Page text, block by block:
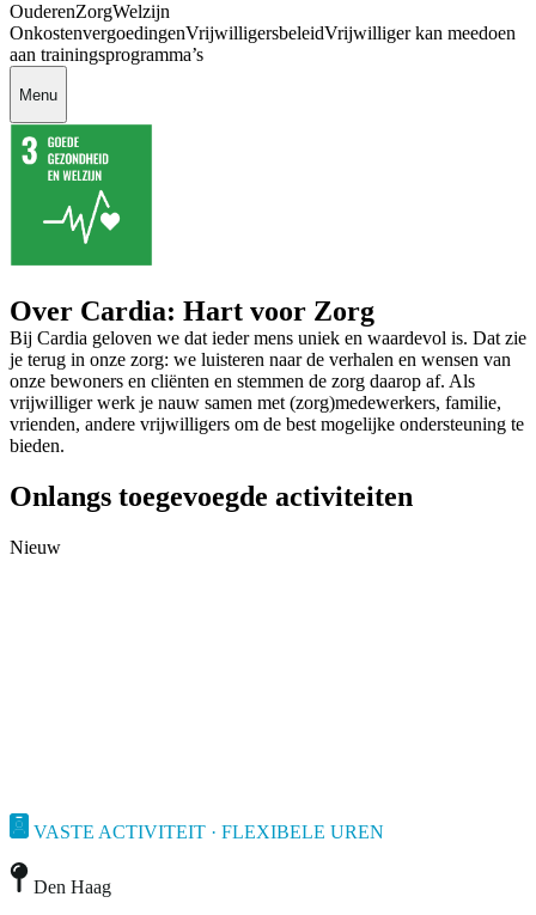
OuderenZorgWelzijn
OnkostenvergoedingenVrijwilligersbeleidVrijwilliger kan meedoen
aan trainingsprogramma’s
Menu
Over Cardia: Hart voor Zorg
Bij Cardia geloven we dat ieder mens uniek en waardevol is. Dat zie
je terug in onze zorg: we luisteren naar de verhalen en wensen van
onze bewoners en cliënten en stemmen de zorg daarop af. Als
vrijwilliger werk je nauw samen met (zorg)medewerkers, familie,
vrienden, andere vrijwilligers om de best mogelijke ondersteuning te
bieden.
Onlangs toegevoegde activiteiten
Nieuw
VASTE ACTIVITEIT · FLEXIBELE UREN
Den Haag